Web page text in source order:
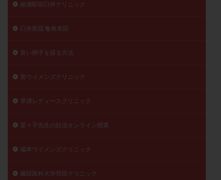
綾瀬駅前臼井クリニック
臼井医院 亀有本院
良い卵子を採る方法
英ウィメンズクリニック
草津レディースクリニック
菜々子先生の妊活オンライン授業
蔵本ウイメンズクリニック
藤田医科大学羽田クリニック